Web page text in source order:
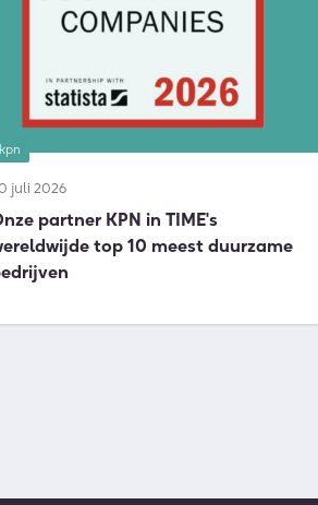
kpn
juli 2026
partner KPN in TIME's
top 10 meest duurzame